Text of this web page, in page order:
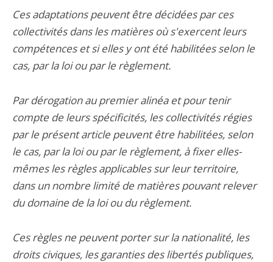
Ces adaptations peuvent être décidées par ces
collectivités dans les matières où s'exercent leurs
compétences et si elles y ont été habilitées selon le
cas, par la loi ou par le règlement.
Par dérogation au premier alinéa et pour tenir
compte de leurs spécificités, les collectivités régies
par le présent article peuvent être habilitées, selon
le cas, par la loi ou par le règlement, à fixer elles-
mêmes les règles applicables sur leur territoire,
dans un nombre limité de matières pouvant relever
du domaine de la loi ou du règlement.
Ces règles ne peuvent porter sur la nationalité, les
droits civiques, les garanties des libertés publiques,